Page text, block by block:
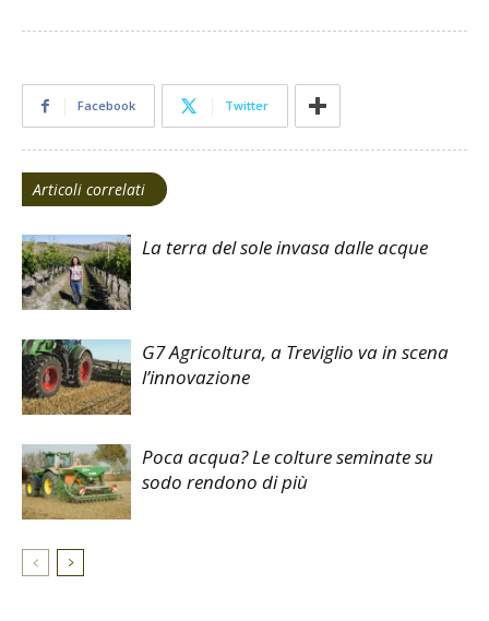
Facebook Twitter
Articoli correlati
La terra del sole invasa dalle acque
G7 Agricoltura, a Treviglio va in scena
l’innovazione
Poca acqua? Le colture seminate su
sodo rendono di più